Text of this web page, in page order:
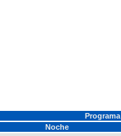
Programa
Noche